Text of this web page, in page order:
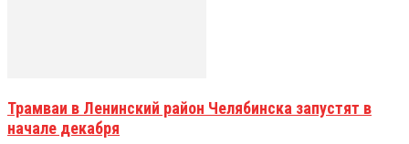
Трамваи в Ленинский район Челябинска запустят в
начале декабря